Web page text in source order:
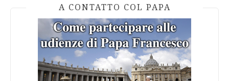
A CONTATTO COL PAPA